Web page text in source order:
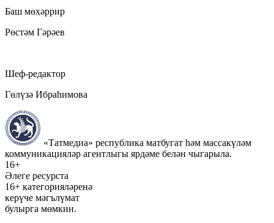
Баш мөхәррир
Рөстәм Гәрәев
Шеф-редактор
Гөлүзә Ибраһимова
«Татмедиа» республика матбугат һәм массакүләм
коммуникацияләр агентлыгы ярдәме белән чыгарыла.
16+
Әлеге ресурста
16+ категорияләренә
керүче мәгълүмат
булырга мөмкин.